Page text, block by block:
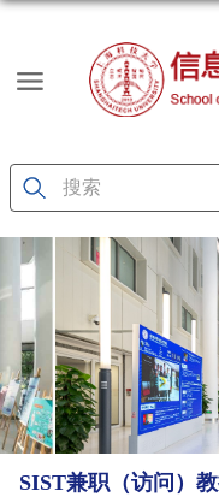
SIST兼职（访问）